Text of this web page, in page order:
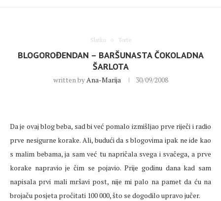
Slatko Torte
BLOGOROĐENDAN – BARŠUNASTA ČOKOLADNA
ŠARLOTA
written byAna-Marija 30/09/2008
Da je ovaj blog beba, sad bi već pomalo izmišljao prve riječi i radio
prve nesigurne korake. Ali, budući da s blogovima ipak ne ide kao
s malim bebama, ja sam već tu napričala svega i svačega, a prve
korake napravio je čim se pojavio. Prije godinu dana kad sam
napisala prvi mali mršavi post, nije mi palo na pamet da ću na
brojaču posjeta pročitati 100 000, što se dogodilo upravo jučer.